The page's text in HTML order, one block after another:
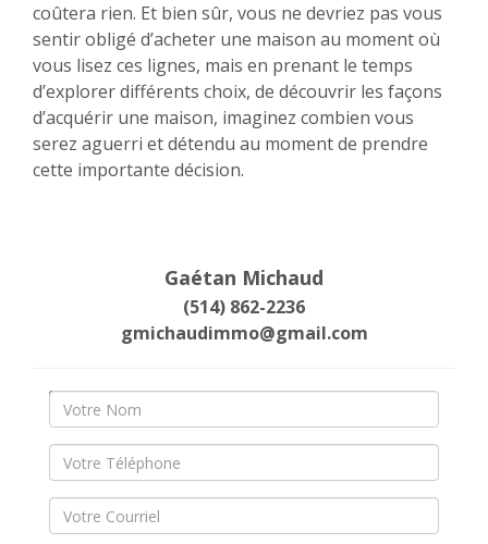
coûtera rien. Et bien sûr, vous ne devriez pas vous
sentir obligé d’acheter une maison au moment où
vous lisez ces lignes, mais en prenant le temps
d’explorer différents choix, de découvrir les façons
d’acquérir une maison, imaginez combien vous
serez aguerri et détendu au moment de prendre
cette importante décision.
Gaétan Michaud
(514) 862-2236
gmichaudimmo@gmail.com